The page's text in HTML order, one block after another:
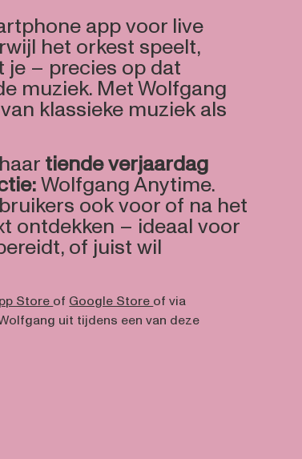
app voor live
het orkest speelt,
– precies op dat
muziek. Met Wolfgang
klassieke muziek als
tiende verjaardag
Wolfgang Anytime.
ook voor of na het
ontdekken – ideaal voor
of juist wil
Store of Google Store of via
uit tijdens een van deze